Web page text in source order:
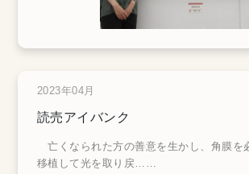
2023年04月
読売アイバンク
亡くなられた方の善意を生かし、角膜を
移植して光を取り戻